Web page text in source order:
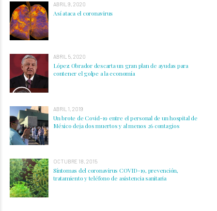
ABRIL 9, 2020
Así ataca el coronavirus
ABRIL 5, 2020
López Obrador descarta un gran plan de ayudas para
contener el golpe a la economía
ABRIL 1, 2019
Un brote de Covid-19 entre el personal de un hospital de
México deja dos muertos y al menos 26 contagios
OCTUBRE 18, 2015
Síntomas del coronavirus COVID-19, prevención,
tratamiento y teléfono de asistencia sanitaria